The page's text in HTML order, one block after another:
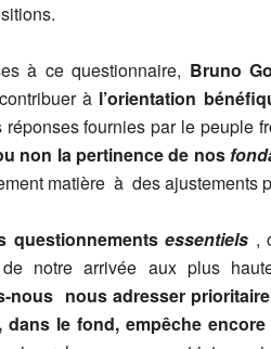
à ce questionnaire, Bruno
à l’orientation
fournies par le peuple
non la pertinence de nos
matière à des ajustements
questionnementsessentiels ,
notre arrivée aux plus
nous adresser
le fond, empêche encore